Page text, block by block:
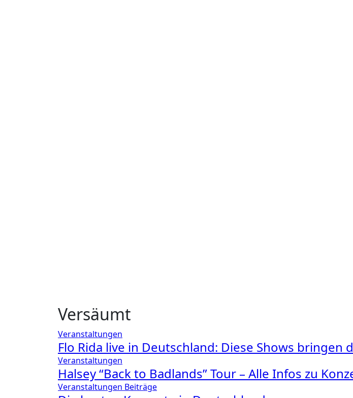
Versäumt
Veranstaltungen
Flo Rida live in Deutschland: Diese Shows bringen
Veranstaltungen
Halsey “Back to Badlands” Tour – Alle Infos zu
Veranstaltungen Beiträge